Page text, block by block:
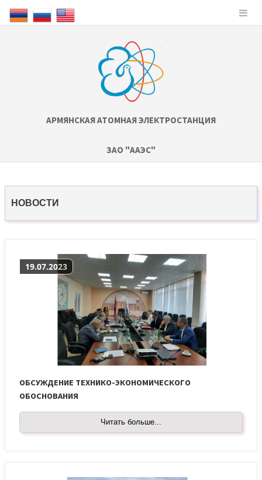
АРМЯНСКАЯ АТОМНАЯ ЭЛЕКТРОСТАНЦИЯ
ЗАО "ААЭС"
НОВОСТИ
19.07.2023
ОБСУЖДЕНИЕ ТЕХНИКО-ЭКОНОМИЧЕСКОГО
ОБОСНОВАНИЯ
Читать больше...